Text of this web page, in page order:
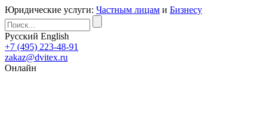
Юридические услуги: Частным лицам и Бизнесу
Русский English
+7 (495) 223-48-91
zakaz@dvitex.ru
Онлайн